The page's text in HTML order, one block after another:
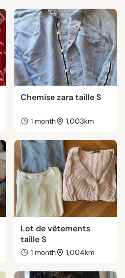
Chemise zara taille S
1 month 1,003km
Lot de vêtements
taille S
1 month 1,004km